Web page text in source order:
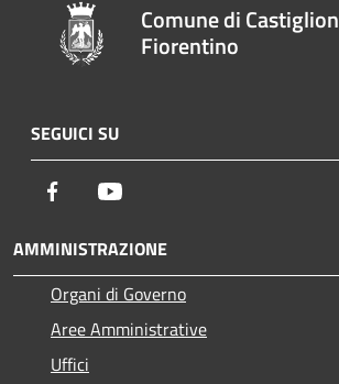
Comune di Castiglion
Fiorentino
SEGUICI SU
Facebook
AMMINISTRAZIONE
Organi di Governo
Aree Amministrative
Uffici